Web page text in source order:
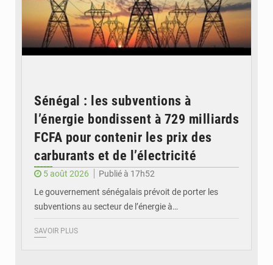
Sénégal : les subventions à
l’énergie bondissent à 729 milliards
FCFA pour contenir les prix des
carburants et de l’électricité
5 août 2026
Publié à 17h52
Le gouvernement sénégalais prévoit de porter les
subventions au secteur de l’énergie à…
SAVOIR PLUS